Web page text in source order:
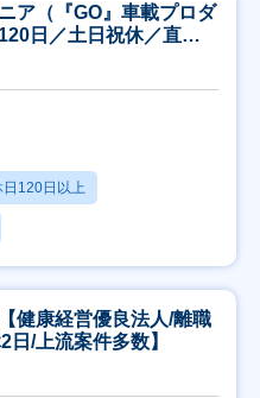
ア（『GO』車載プロダ
日／土日祝休／直行
日120日以上
健康経営優良法人/離職
/上流案件多数】